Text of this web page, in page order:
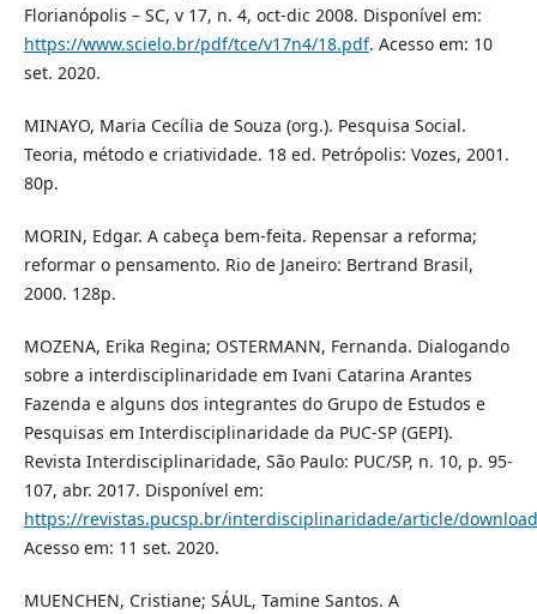
Florianópolis – SC, v 17, n. 4, oct-dic 2008. Disponível em:
https://www.scielo.br/pdf/tce/v17n4/18.pdf. Acesso em: 10
set. 2020.
MINAYO, Maria Cecília de Souza (org.). Pesquisa Social.
Teoria, método e criatividade. 18 ed. Petrópolis: Vozes, 2001.
80p.
MORIN, Edgar. A cabeça bem-feita. Repensar a reforma;
reformar o pensamento. Rio de Janeiro: Bertrand Brasil,
2000. 128p.
MOZENA, Erika Regina; OSTERMANN, Fernanda. Dialogando
sobre a interdisciplinaridade em Ivani Catarina Arantes
Fazenda e alguns dos integrantes do Grupo de Estudos e
Pesquisas em Interdisciplinaridade da PUC-SP (GEPI).
Revista Interdisciplinaridade, São Paulo: PUC/SP, n. 10, p. 95-
107, abr. 2017. Disponível em:
https://revistas.pucsp.br/interdisciplinaridade/article/
Acesso em: 11 set. 2020.
MUENCHEN, Cristiane; SÁUL, Tamine Santos. A